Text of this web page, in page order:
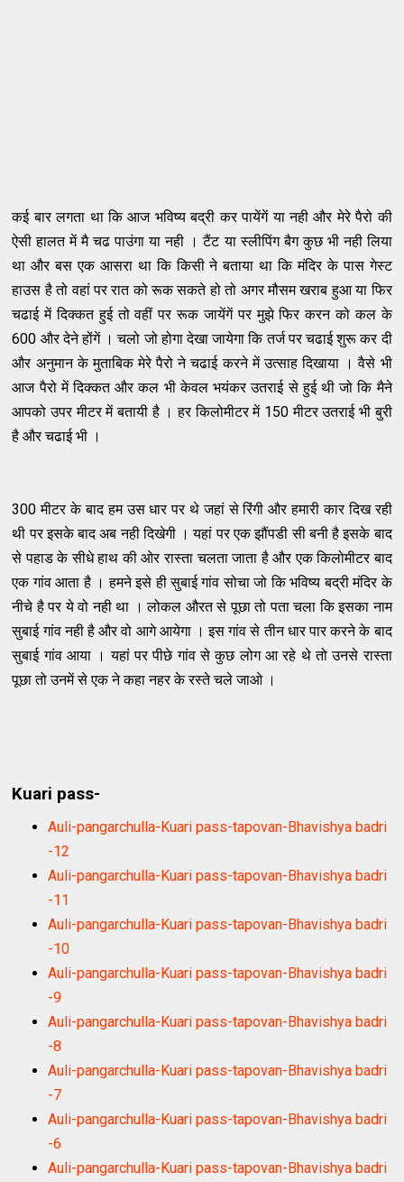
कई बार लगता था कि आज भविष्य बद्री कर पायेंगें या नही और मेरे पैरो की
ऐसी हालत में मै चढ पाउंगा या नही । टैंट या स्लीपिंग बैग कुछ भी नही लिया
था और बस एक आसरा था कि किसी ने बताया था कि मंदिर के पास गेस्ट
हाउस है तो वहां पर रात को रूक सकते हो तो अगर मौसम खराब हुआ या फिर
चढाई में दिक्कत हुई तो वहीं पर रूक जायेंगें पर मुझे फिर करन को कल के
600 और देने होंगें । चलो जो होगा देखा जायेगा कि तर्ज पर चढाई शुरू कर दी
और अनुमान के मुताबिक मेरे पैरो ने चढाई करने में उत्साह दिखाया । वैसे भी
आज पैरो में दिक्कत और कल भी केवल भयंकर उतराई से हुई थी जो कि मैने
आपको उपर मीटर में बतायी है । हर किलोमीटर में 150 मीटर उतराई भी बुरी
है और चढाई भी ।
300 मीटर के बाद हम उस धार पर थे जहां से रिंगी और हमारी कार दिख रही
थी पर इसके बाद अब नही दिखेगी । यहां पर एक झौंपडी सी बनी है इसके बाद
से पहाड के सीधे हाथ की ओर रास्ता चलता जाता है और एक किलोमीटर बाद
एक गांव आता है । हमने इसे ही सुबाई गांव सोचा जो कि भविष्य बद्री मंदिर के
नीचे है पर ये वो नही था । लोकल औरत से पूछा तो पता चला कि इसका नाम
सुबाई गांव नही है और वो आगे आयेगा । इस गांव से तीन धार पार करने के बाद
सुबाई गांव आया । यहां पर पीछे गांव से कुछ लोग आ रहे थे तो उनसे रास्ता
पूछा तो उनमें से एक ने कहा नहर के रस्ते चले जाओ ।
Kuari pass-
Auli-pangarchulla-Kuari pass-tapovan-Bhavishya badri
-12
Auli-pangarchulla-Kuari pass-tapovan-Bhavishya badri
-11
Auli-pangarchulla-Kuari pass-tapovan-Bhavishya badri
-10
Auli-pangarchulla-Kuari pass-tapovan-Bhavishya badri
-9
Auli-pangarchulla-Kuari pass-tapovan-Bhavishya badri
-8
Auli-pangarchulla-Kuari pass-tapovan-Bhavishya badri
-7
Auli-pangarchulla-Kuari pass-tapovan-Bhavishya badri
-6
Auli-pangarchulla-Kuari pass-tapovan-Bhavishya badri